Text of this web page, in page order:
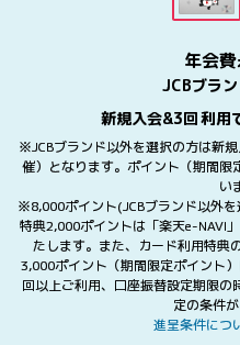
年会
JCBブラ
新規入会&3回利用
※JCBブランド以外を選択の方は新
催）となります。ポイント（期間
い
※8,000ポイント(JCBブランド以外
特典2,000ポイントは「楽天e-NAVI
たします。また、カード利用特典
3,000ポイント（期間限定ポイント
回以上ご利用、口座振替設定期限
定の条件
進呈条件につ